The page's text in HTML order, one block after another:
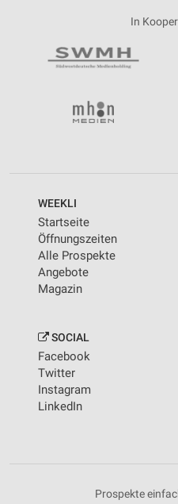
In
WEEKLI
Startseite
Öffnungszeiten
Alle Prospekte
Angebote
Magazin
SOCIAL
Facebook
Twitter
Instagram
LinkedIn
Prospekte